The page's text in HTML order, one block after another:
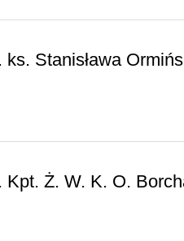
Stanisława
Kpt. Ż. W. K. O.